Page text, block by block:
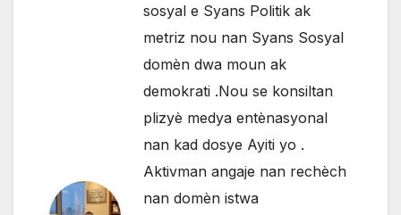
sosyal e Syans Politik ak
metriz nou nan Syans Sosyal
domèn dwa moun ak
demokrati .Nou se konsiltan
plizyè medya entènasyonal
nan kad dosye Ayiti yo .
Aktivman angaje nan rechèch
nan domèn istwa